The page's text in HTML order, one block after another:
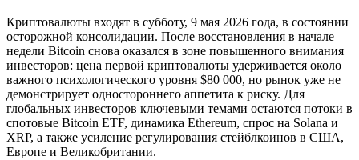
Криптовалюты входят в субботу, 9 мая 2026 года, в состоянии
осторожной консолидации. После восстановления в начале
недели Bitcoin снова оказался в зоне повышенного внимания
инвесторов: цена первой криптовалюты удерживается около
важного психологического уровня $80 000, но рынок уже не
демонстрирует одностороннего аппетита к риску. Для
глобальных инвесторов ключевыми темами остаются потоки в
спотовые Bitcoin ETF, динамика Ethereum, спрос на Solana и
XRP, а также усиление регулирования стейблкоинов в США,
Европе и Великобритании.